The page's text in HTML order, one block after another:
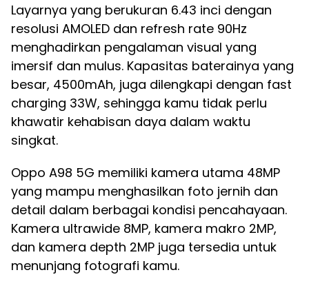
Layarnya yang berukuran 6.43 inci dengan
resolusi AMOLED dan refresh rate 90Hz
menghadirkan pengalaman visual yang
imersif dan mulus. Kapasitas baterainya yang
besar, 4500mAh, juga dilengkapi dengan fast
charging 33W, sehingga kamu tidak perlu
khawatir kehabisan daya dalam waktu
singkat.
Oppo A98 5G memiliki kamera utama 48MP
yang mampu menghasilkan foto jernih dan
detail dalam berbagai kondisi pencahayaan.
Kamera ultrawide 8MP, kamera makro 2MP,
dan kamera depth 2MP juga tersedia untuk
menunjang fotografi kamu.